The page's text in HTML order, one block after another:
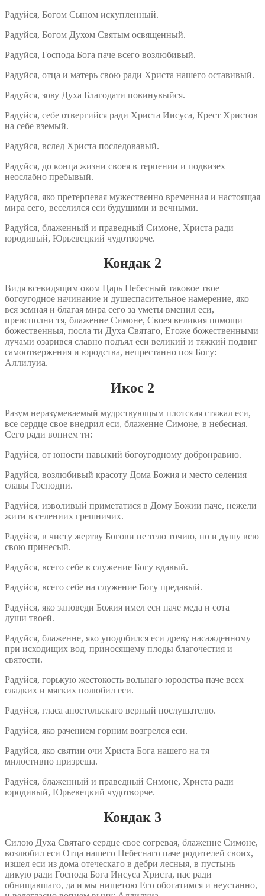
Радуйся, Богом Сыном искупленный.
Радуйся, Богом Духом Святым освященный.
Радуйся, Господа Бога паче всего возлюбивый.
Радуйся, отца и матерь свою ради Христа нашего оставивый.
Радуйся, зову Духа Благодати повинувыйся.
Радуйся, себе отвергийся ради Христа Иисуса, Крест Христов
на себе вземый.
Радуйся, вслед Христа последовавый.
Радуйся, до конца жизни своея в терпении и подвизех
неослабно пребывый.
Радуйся, яко претерпевая мужественно временная и настоящая
мира сего, веселился еси будущими и вечными.
Радуйся, блаженный и праведный Симоне, Христа ради
юродивый, Юрьевецкий чудотворче.
Кондак 2
Видя всевидящим оком Царь Небесный таковое твое
богоугодное начинание и душеспасительное намерение, яко
вся земная и благая мира сего за уметы вменил еси,
преисполни тя, блаженне Симоне, Своея великия помощи
божественныя, посла ти Духа Святаго, Егоже божественными
лучами озарився славно подъял еси великий и тяжкий подвиг
самоотвержения и юродства, непрестанно поя Богу:
Аллилуиа.
Икос 2
Разум неразумеваемый мудрствующым плотская стяжал еси,
все сердце свое внедрил еси, блаженне Симоне, в небесная.
Сего ради вопием ти:
Радуйся, от юности навыкий богоугодному добронравию.
Радуйся, возлюбивый красоту Дома Божия и место селения
славы Господни.
Радуйся, изволивый приметатися в Дому Божии паче, нежели
жити в селениих грешничих.
Радуйся, в чисту жертву Богови не тело точию, но и душу всю
свою принесый.
Радуйся, всего себе в служение Богу вдавый.
Радуйся, всего себе на служение Богу предавый.
Радуйся, яко заповеди Божия имел еси паче меда и сота
души твоей.
Радуйся, блаженне, яко уподобился еси древу насажденному
при исходищих вод, приносящему плоды благочестия и
святости.
Радуйся, горькую жестокость вольнаго юродства паче всех
сладких и мягких полюбил еси.
Радуйся, гласа апостольскаго верный послушателю.
Радуйся, яко рачением горним возгрелся еси.
Радуйся, яко святии очи Христа Бога нашего на тя
милостивно призреша.
Радуйся, блаженный и праведный Симоне, Христа ради
юродивый, Юрьевецкий чудотворче.
Кондак 3
Силою Духа Святаго сердце свое согревая, блаженне Симоне,
возлюбил еси Отца нашего Небеснаго паче родителей своих,
изшел еси из дома отеческаго в дебри лесныя, в пустынь
дикую ради Господа Бога Иисуса Христа, нас ради
обнищавшаго, да и мы нищетою Его обогатимся и неустанно,